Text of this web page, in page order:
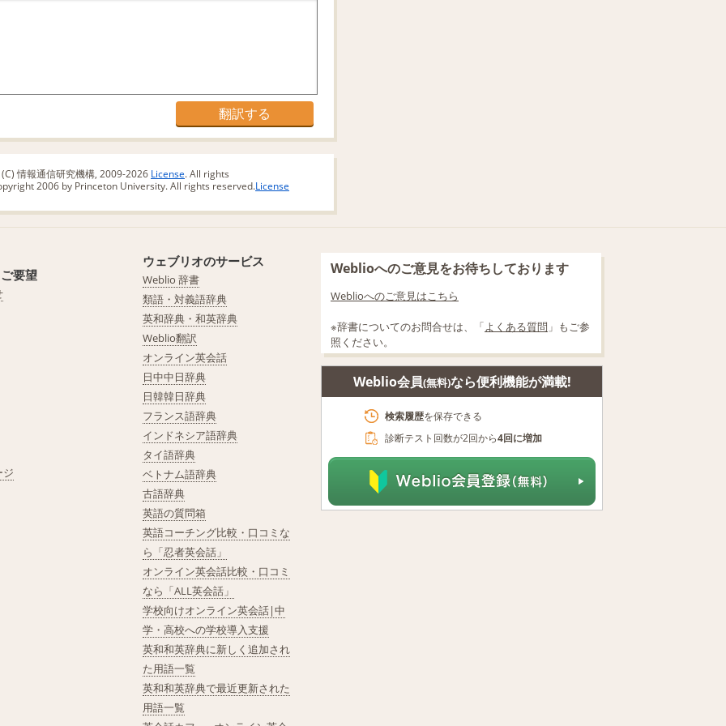
情報通信研究機構, 2009-2026 License. All rights
2006 by Princeton University. All rights reserved.License
要望
ジ
ウェブリオのサービス
Weblio 辞書
類語・対義語辞典
英和辞典・和英辞典
Weblio翻訳
オンライン英会話
日中中日辞典
日韓韓日辞典
フランス語辞典
インドネシア語辞典
タイ語辞典
ベトナム語辞典
古語辞典
英語の質問箱
英語コーチング比較・口コミな
ら「忍者英会話」
オンライン英会話比較・口コミ
なら「ALL英会話」
学校向けオンライン英会話|中
学・高校への学校導入支援
英和和英辞典に新しく追加され
た用語一覧
英和和英辞典で最近更新された
用語一覧
Weblioへのご意見をお待ちしております
Weblioへのご意見はこちら
※辞書についてのお問合せは、「よくある質問 」もご参
照ください。
Weblio会員(無料)なら便利機能が満載!
検索履歴を保存できる
診断テスト回数が2回から4回に増加